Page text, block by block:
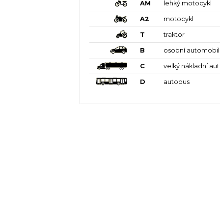
AM lehký motocykl
A2 motocykl
T traktor
B osobní automobil
C velký nákladní
D autobus